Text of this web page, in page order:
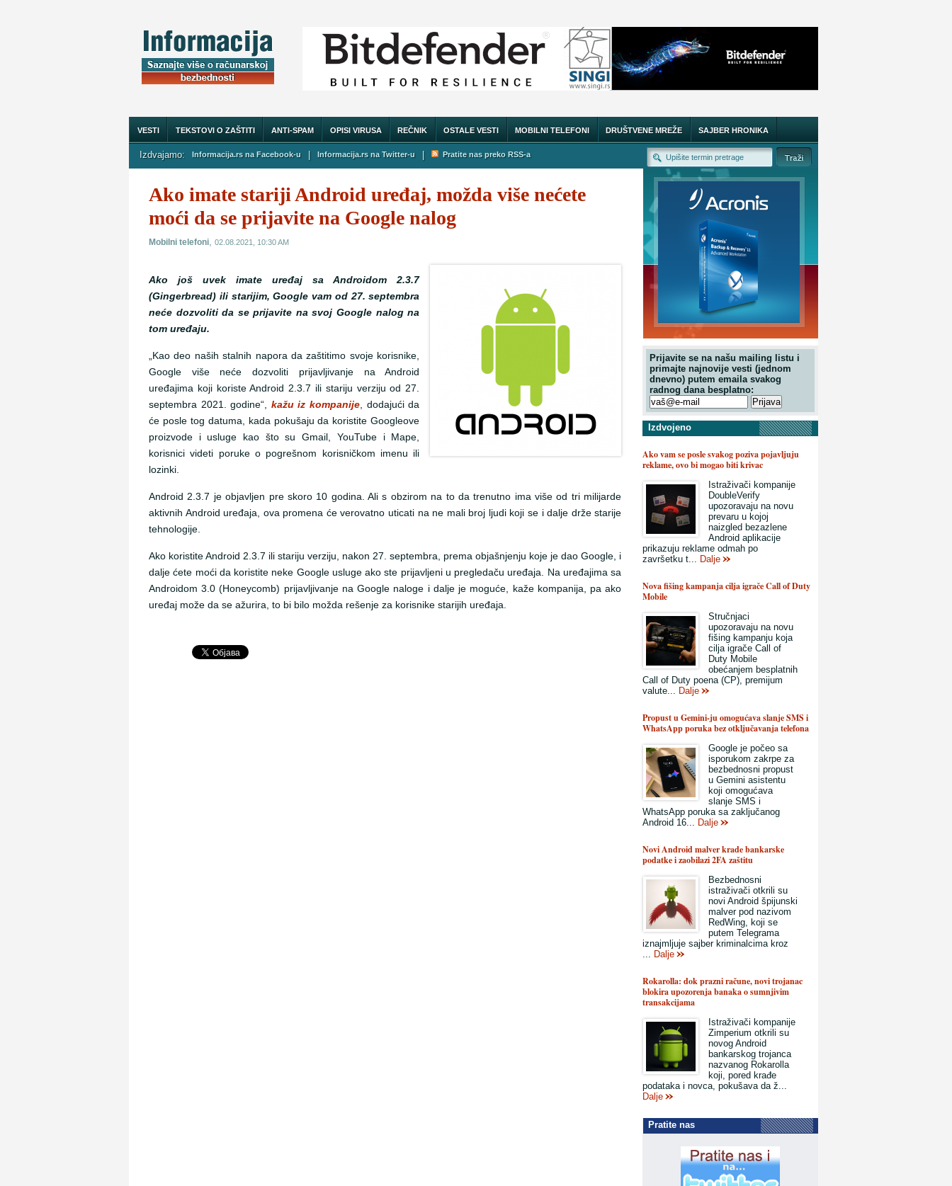
VESTI TEKSTOVI O ZAŠTITI ANTI-SPAM OPISI VIRUSA REČNIK OSTALE VESTI MOBILNI TELEFONI DRUŠTVENE MREŽE SAJBER HRONIKA
O NAMA
Izdvajamo: Informacija.rs na Facebook-u | Informacija.rs na Twitter-u | Pratite nas preko RSS-a
Ako imate stariji Android uređaj, možda više nećete
moći da se prijavite na Google nalog
Mobilni telefoni, 02.08.2021, 10:30 AM
Ako još uvek imate uređaj sa Androidom 2.3.7
(Gingerbread) ili starijim, Google vam od 27. septembra
neće dozvoliti da se prijavite na svoj Google nalog na
tom uređaju.
„Kao deo naših stalnih napora da zaštitimo svoje korisnike,
Google više neće dozvoliti prijavljivanje na Android
uređajima koji koriste Android 2.3.7 ili stariju verziju od 27.
septembra 2021. godine“, kažu iz kompanije, dodajući da
će posle tog datuma, kada pokušaju da koristite Googleove
proizvode i usluge kao što su Gmail, YouTube i Mape,
korisnici videti poruke o pogrešnom korisničkom imenu ili
lozinki.
Android 2.3.7 je objavljen pre skoro 10 godina. Ali s obzirom na to da trenutno ima više od tri milijarde
aktivnih Android uređaja, ova promena će verovatno uticati na ne mali broj ljudi koji se i dalje drže starije
tehnologije.
Ako koristite Android 2.3.7 ili stariju verziju, nakon 27. septembra, prema objašnjenju koje je dao Google, i
dalje ćete moći da koristite neke Google usluge ako ste prijavljeni u pregledaču uređaja. Na uređajima sa
Androidom 3.0 (Honeycomb) prijavljivanje na Google naloge i dalje je moguće, kaže kompanija, pa ako
uređaj može da se ažurira, to bi bilo možda rešenje za korisnike starijih uređaja.
Prijavite se na našu mailing listu i
primajte najnovije vesti (jednom
dnevno) putem emaila svakog
radnog dana besplatno:
Izdvojeno
Ako vam se posle svakog poziva pojavljuju
reklame, ovo bi mogao biti krivac
Istraživači kompanije
DoubleVerify
upozoravaju na novu
prevaru u kojoj
naizgled bezazlene
Android aplikacije
prikazuju reklame odmah po
završetku t... Dalje
Nova fišing kampanja cilja igrače Call of Duty
Mobile
Stručnjaci
upozoravaju na novu
fišing kampanju koja
cilja igrače Call of
Duty Mobile
obećanjem besplatnih
Call of Duty poena (CP), premijum
valute... Dalje
Propust u Gemini-ju omogućava slanje SMS i
WhatsApp poruka bez otključavanja telefona
Google je počeo sa
isporukom zakrpe za
bezbednosni propust
u Gemini asistentu
koji omogućava
slanje SMS i
WhatsApp poruka sa zaključanog
Android 16... Dalje
Novi Android malver krade bankarske
podatke i zaobilazi 2FA zaštitu
Bezbednosni
istraživači otkrili su
novi Android špijunski
malver pod nazivom
RedWing, koji se
putem Telegrama
iznajmljuje sajber kriminalcima kroz
... Dalje
Rokarolla: dok prazni račune, novi trojanac
blokira upozorenja banaka o sumnjivim
transakcijama
Istraživači kompanije
Zimperium otkrili su
novog Android
bankarskog trojanca
nazvanog Rokarolla
koji, pored krađe
podataka i novca, pokušava da ž...
Dalje
Pratite nas